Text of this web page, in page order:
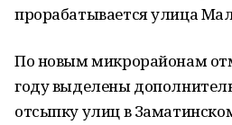
прорабатывается улица
По новым микрорайонам
году выделены
отсыпку улиц в